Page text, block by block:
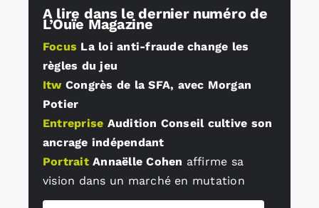
Annonces emploi
A lire dans le dernier numéro de
L’Ouïe Magazine
Focus La loi anti-fraude change les
règles du jeu
Itw Congrès de la SFA, avec Morgan
Potier
Entreprise Audition Conseil cultive son
ancrage indépendant
Portrait Annaëlle Cohen affirme sa
vision dans un marché en mutation